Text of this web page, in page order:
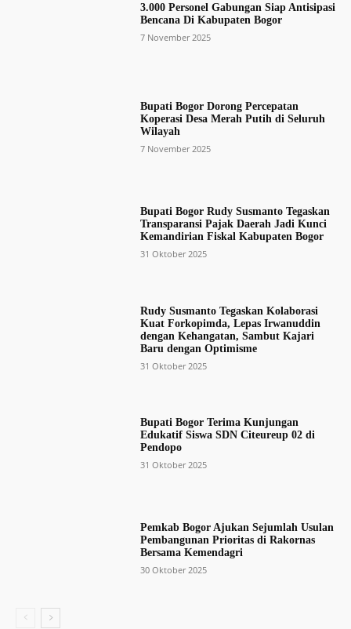
3.000 Personel Gabungan Siap Antisipasi
Bencana Di Kabupaten Bogor
7 November 2025
Bupati Bogor Dorong Percepatan
Koperasi Desa Merah Putih di Seluruh
Wilayah
7 November 2025
Bupati Bogor Rudy Susmanto Tegaskan
Transparansi Pajak Daerah Jadi Kunci
Kemandirian Fiskal Kabupaten Bogor
31 Oktober 2025
Rudy Susmanto Tegaskan Kolaborasi
Kuat Forkopimda, Lepas Irwanuddin
dengan Kehangatan, Sambut Kajari
Baru dengan Optimisme
31 Oktober 2025
Bupati Bogor Terima Kunjungan
Edukatif Siswa SDN Citeureup 02 di
Pendopo
31 Oktober 2025
Pemkab Bogor Ajukan Sejumlah Usulan
Pembangunan Prioritas di Rakornas
Bersama Kemendagri
30 Oktober 2025